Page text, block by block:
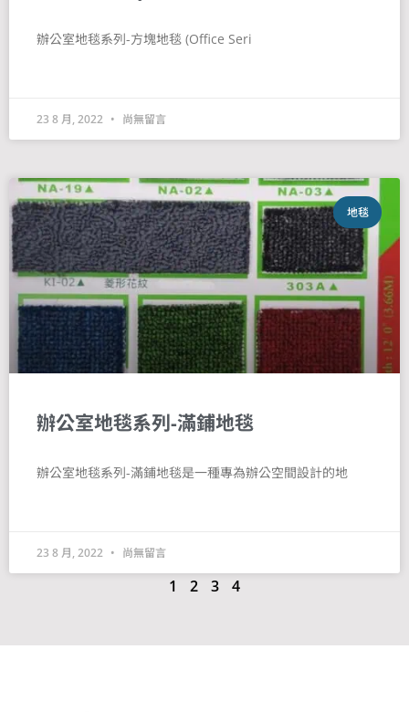
辦公室地毯系列-方塊地毯 (Office Seri
23 8 月, 2022 尚無留言
地毯
辦公室地毯系列-滿鋪地毯
辦公室地毯系列-滿鋪地毯是一種專為辦公空間設計的地
23 8 月, 2022 尚無留言
1 2 3 4